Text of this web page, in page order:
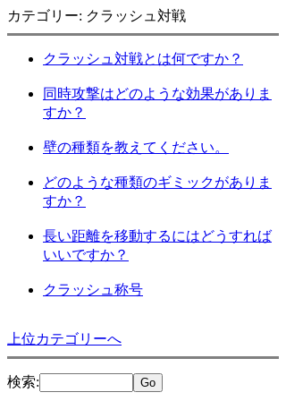
カテゴリー: クラッシュ対戦
クラッシュ対戦とは何ですか？
同時攻撃はどのような効果がありま
すか？
壁の種類を教えてください。
どのような種類のギミックがありま
すか？
長い距離を移動するにはどうすれば
いいですか？
クラッシュ称号
上位カテゴリーへ
検索: